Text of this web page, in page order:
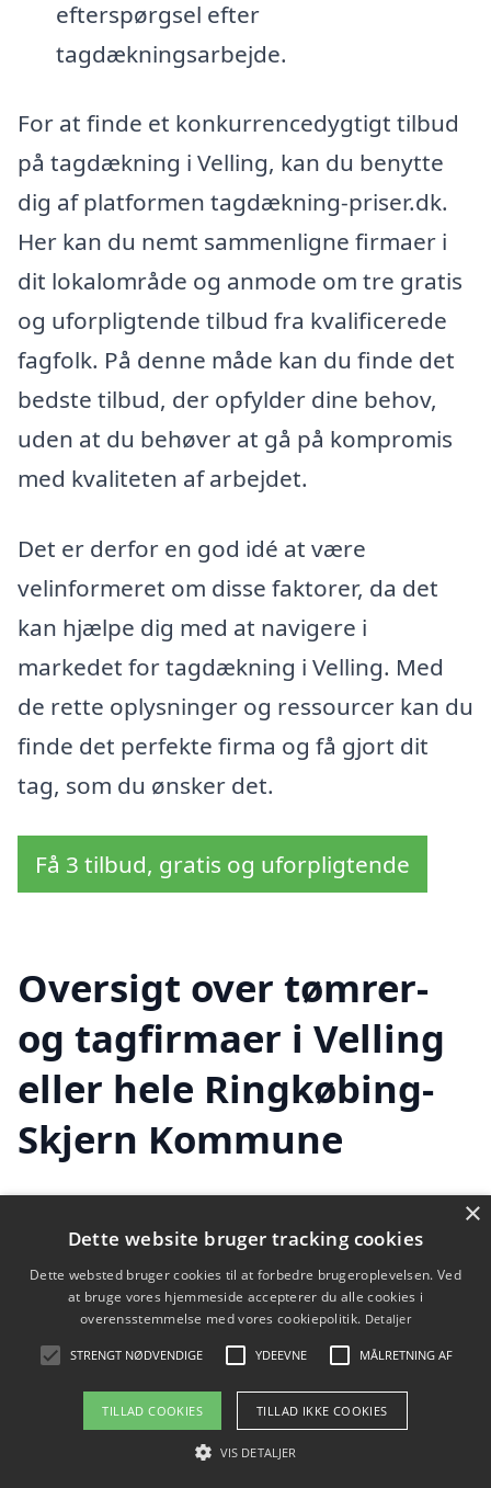
efterspørgsel efter
tagdækningsarbejde.
For at finde et konkurrencedygtigt tilbud
på tagdækning i Velling, kan du benytte
dig af platformen tagdækning-priser.dk.
Her kan du nemt sammenligne firmaer i
dit lokalområde og anmode om tre gratis
og uforpligtende tilbud fra kvalificerede
fagfolk. På denne måde kan du finde det
bedste tilbud, der opfylder dine behov,
uden at du behøver at gå på kompromis
med kvaliteten af arbejdet.
Det er derfor en god idé at være
velinformeret om disse faktorer, da det
kan hjælpe dig med at navigere i
markedet for tagdækning i Velling. Med
de rette oplysninger og ressourcer kan du
finde det perfekte firma og få gjort dit
tag, som du ønsker det.
Få 3 tilbud, gratis og uforpligtende
Oversigt over tømrer-
og tagfirmaer i Velling
eller hele Ringkøbing-
Skjern Kommune
Ønsker du selv at finde et firma i Velling
eller Ringkøbing-Skjern Kommune med
speciale i tagdækning, så tjek oversigten
herunder.
Vi fandt 227 tagfirmaer i Velling. Find en
tømrer eller byggefirma i Velling og
×
Dette website bruger tracking cookies
Dette websted bruger cookies til at forbedre brugeroplevelsen. Ved
at bruge vores hjemmeside accepterer du alle cookies i
overensstemmelse med vores cookiepolitik. Detaljer
STRENGT NØDVENDIGE YDEEVNE MÅLRETNING AF
TILLAD COOKIES TILLAD IKKE COOKIES
VIS DETALJER